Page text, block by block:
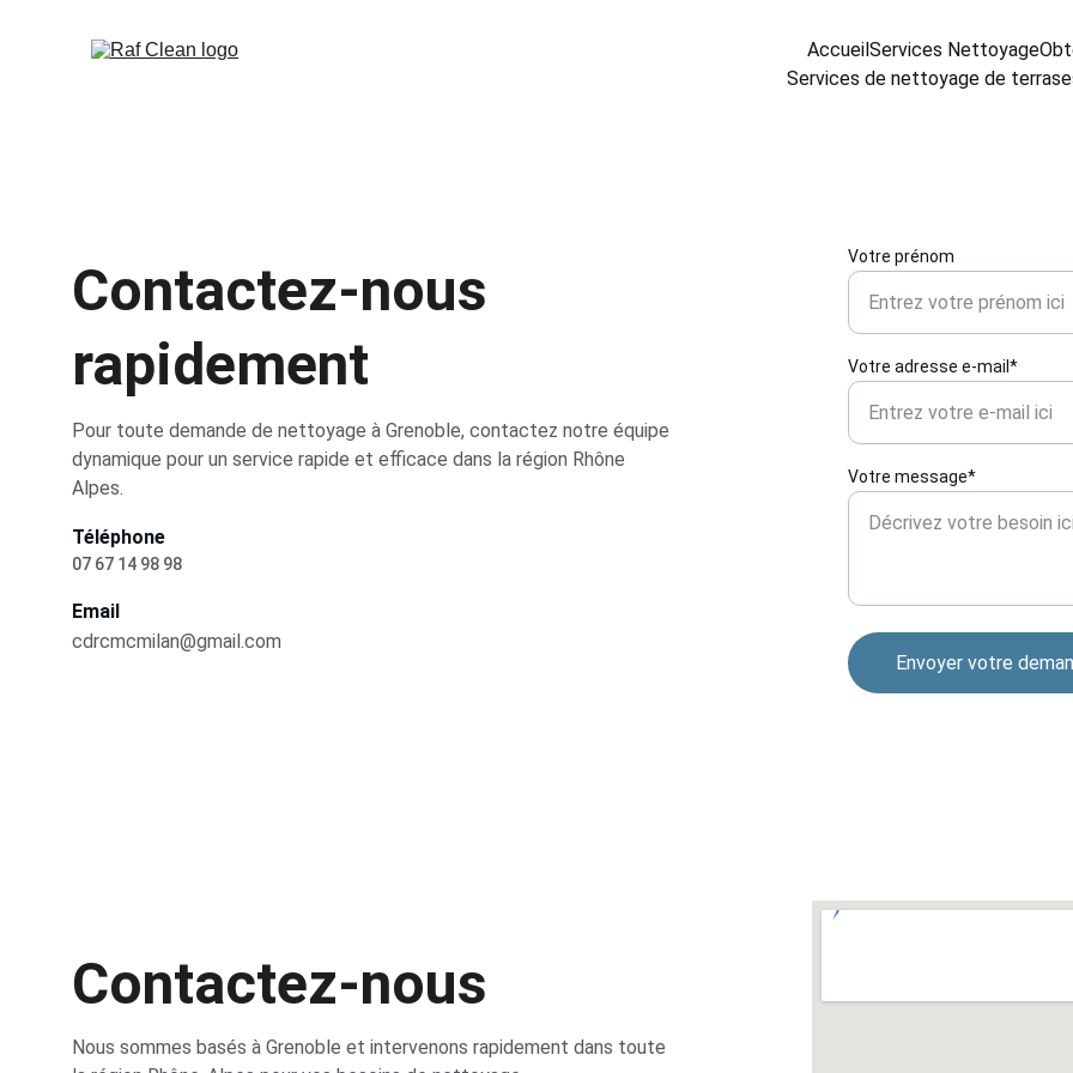
AccueilServices Nettoyage
Services de nettoyage de
Contactez-nous
rapidement
Pour toute demande de nettoyage à Grenoble, contactez notre équipe
dynamique pour un service rapide et efficace dans la région Rhône
Alpes.
Téléphone
07 67 14 98 98
Email
cdrcmcmilan@gmail.com
Votre prénom
Votre adresse e-mail*
Votre message*
Envoyer votre
Contactez-nous
Nous sommes basés à Grenoble et intervenons rapidement dans toute